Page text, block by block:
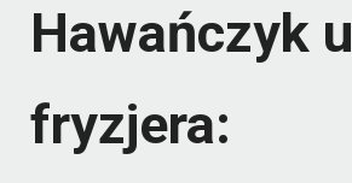
Hawańczyk u
fryzjera: